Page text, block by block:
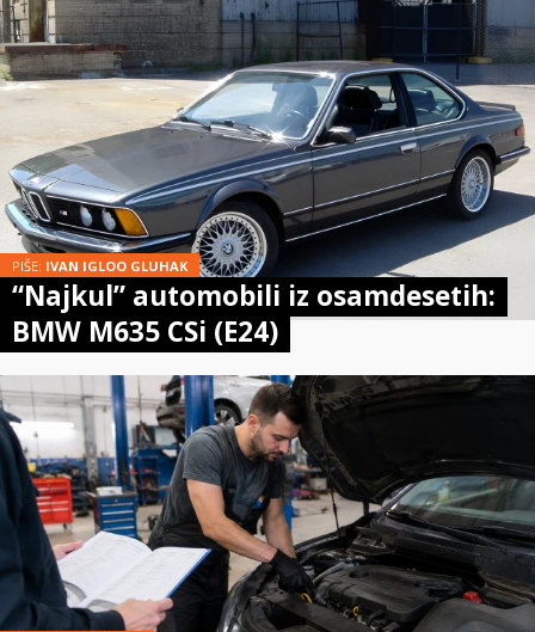
PIŠE: IVAN IGLOO GLUHAK
“Najkul” automobili iz osamdesetih:
BMW M635 CSi (E24)